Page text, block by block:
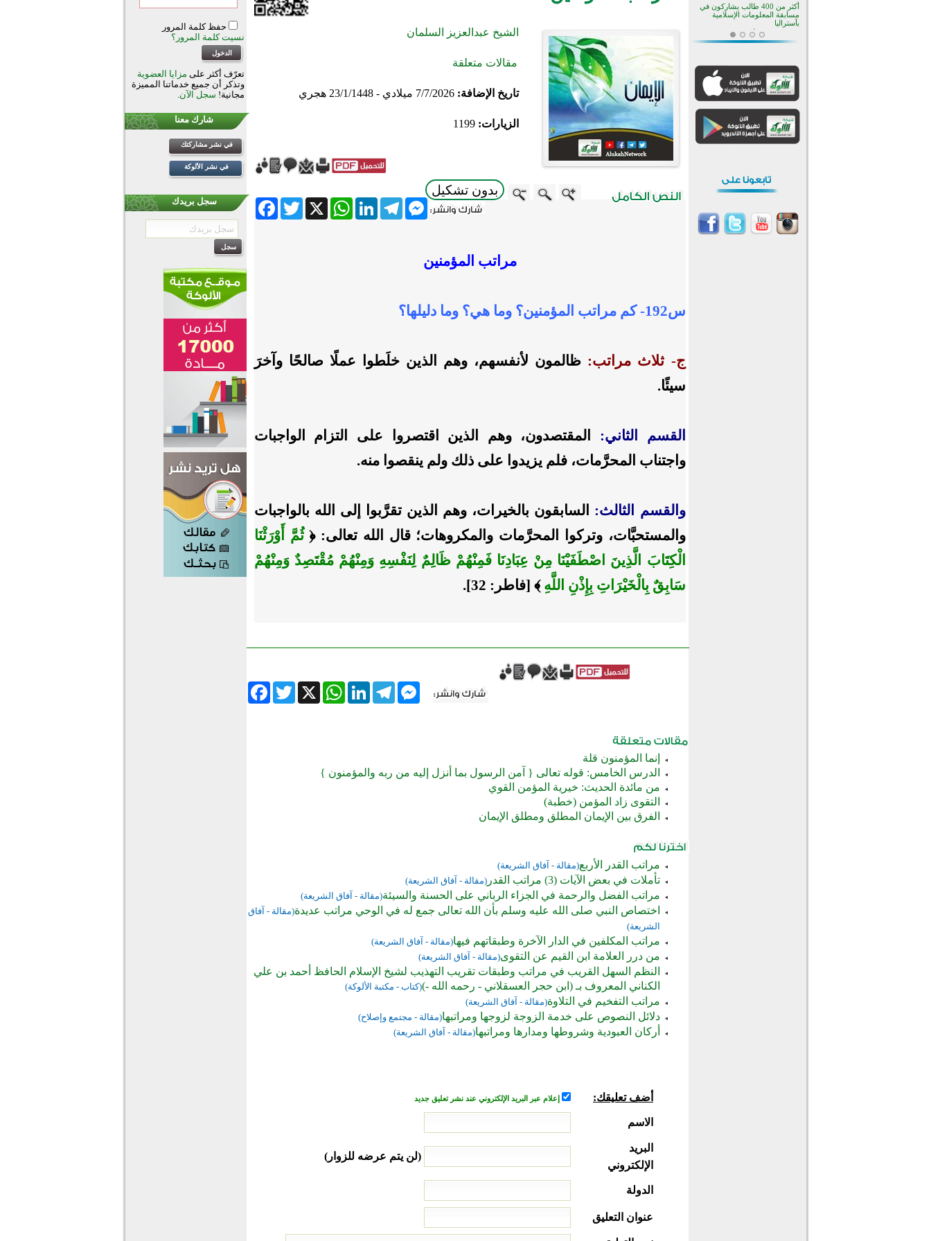
الشيخ عبدالعزيز السلمان
مقالات متعلقة
تاريخ الإضافة:7/7/2026 ميلادي - 23/1/1448 هجري
الزيارات:1199
بدون تشكيل
FacebookTwitter X
WhatsAppLinkedInTelegram
Messenger
مراتب المؤمنين
س192- كم مراتب المؤمنين؟ وما هي؟ وما دليلها؟
ج- ثلاث مراتب: ظالمون لأنفسهم، وهم الذين خلَطوا عملًا صالحًا وآخرَ
سيئًا.
القسم الثاني: المقتصدون، وهم الذين اقتصروا على التزام الواجبات
واجتناب المحرَّمات، فلم يزيدوا على ذلك ولم ينقصوا منه.
والقسم الثالث: السابقون بالخيرات، وهم الذين تقرَّبوا إلى الله بالواجبات
والمستحبَّات، وتركوا المحرَّمات والمكروهات؛ قال الله تعالى: ﴿ثُمَّ أَوْرَثْنَا
الْكِتَابَ الَّذِينَ اصْطَفَيْنَا مِنْ عِبَادِنَا فَمِنْهُمْ ظَالِمٌ لِنَفْسِهِ وَمِنْهُمْ مُقْتَصِدٌ وَمِنْهُمْ
سَابِقٌ بِالْخَيْرَاتِ بِإِذْنِ اللَّهِ ﴾ [فاطر: 32].
FacebookTwitter X
WhatsAppLinkedInTelegram
Messenger
إنما المؤمنون قلة
الدرس الخامس: قوله تعالى { آمن الرسول بما أنزل إليه من ربه والمؤمنون }
من مائدة الحديث: خيرية المؤمن القوي
التقوى زاد المؤمن (خطبة)
الفرق بين الإيمان المطلق ومطلق الإيمان
مراتب القدر الأربع(مقالة - آفاق الشريعة)
تأملات في بعض الآيات (3) مراتب القدر (مقالة - آفاق الشريعة)
مراتب الفضل والرحمة في الجزاء الرباني على الحسنة والسيئة(مقالة - آفاق الشريعة)
اختصاص النبي صلى الله عليه وسلم بأن الله تعالى جمع له في الوحي مراتب عديدة(مقالة - آفاق
الشريعة)
مراتب المكلفين في الدار الآخرة وطبقاتهم فيها(مقالة - آفاق الشريعة)
من درر العلامة ابن القيم عن التقوى(مقالة - آفاق الشريعة)
النظم السهل القريب في مراتب وطبقات تقريب التهذيب لشيخ الإسلام الحافظ أحمد بن علي
الكناني المعروف بـ (ابن حجر العسقلاني - رحمه الله -)(كتاب - مكتبة الألوكة)
مراتب التفخيم في التلاوة(مقالة - آفاق الشريعة)
دلائل النصوص على خدمة الزوجة لزوجها ومراتبها(مقالة - مجتمع وإصلاح)
أركان العبودية وشروطها ومدارها ومراتبها(مقالة - آفاق الشريعة)
أضف تعليقك: إعلام عبر البريد الإلكتروني عند نشر تعليق جديد
الاسم
البريد
الإلكتروني
(لن يتم عرضه للزوار)
الدولة
عنوان التعليق
حفظ كلمة المرور
نسيت كلمة المرور؟
تعرّف أكثر على مزايا العضوية
وتذكر أن جميع خدماتنا المميزة
مجانية! سجل الآن.
شارك معنا
في نشر مشاركتك
في نشر الألوكة
سجل بريدك
بالجبل الأسود منذ أكثر من قرن
منطقة ريبوفسي تحتفل بميلاد
مسجد جديد في أجواء إيمانية مميزة
العمل والعطاء
القرآن والتربية في صدارة البرامج
الصيفية للمسلمين في بينزا
وساراتوف وموردوفيا هذا العام
وتلاوة القرآن الكريم في أزناكاييف
تيسليتش تختتم برنامجا تعليميا لتعزيز
القيم وبناء الشخصية للشباب
أكثر من 400 طالب يشاركون في
مسابقة المعلومات الإسلامية